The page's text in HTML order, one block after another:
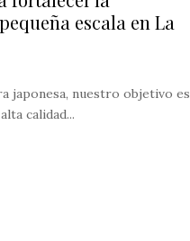
escala en La
japonesa, nuestro objetivo es
calidad...